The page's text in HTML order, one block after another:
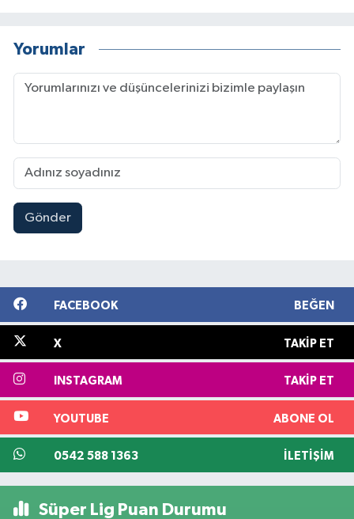
Yorumlar
Gönder
FACEBOOK BEĞEN
X TAKIP ET
INSTAGRAM TAKIP ET
YOUTUBE ABONE OL
0542 588 1363 İLETIŞIM
Süper Lig Puan Durumu